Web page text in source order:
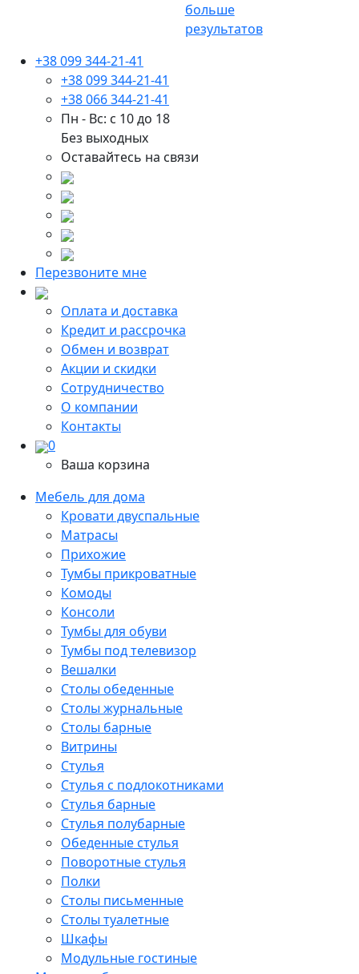
больше
результатов
+38 099 344-21-41
+38 099 344-21-41
+38 066 344-21-41
Пн - Вс: с 10 до 18
Без выходных
Оставайтесь на связи
Перезвоните мне
Оплата и доставка
Кредит и рассрочка
Обмен и возврат
Акции и скидки
Сотрудничество
О компании
Контакты
0
Ваша корзина
Мебель для дома
Кровати двуспальные
Матрасы
Прихожие
Тумбы прикроватные
Комоды
Консоли
Тумбы для обуви
Тумбы под телевизор
Вешалки
Столы обеденные
Столы журнальные
Столы барные
Витрины
Стулья
Стулья с подлокотниками
Стулья барные
Стулья полубарные
Обеденные стулья
Поворотные стулья
Полки
Столы письменные
Столы туалетные
Шкафы
Модульные гостиные